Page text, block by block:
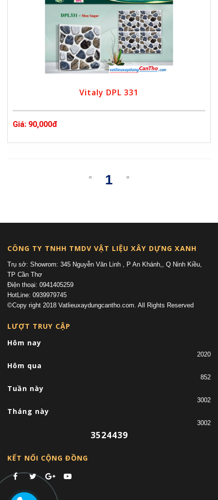
Vitaly DPL 331
Giá: 90,000đ
«
1
»
CÔNG TY TNHH TMDV VẬT LIỆU XÂY DỰNG XANH
Trụ sở: Showrom: 345 Nguyễn Văn Linh , P An Khánh,, Q Ninh Kiều,
TP Cần Thơ
Điện thoại: 0941405259
HotLine: 0939979745
©Copy right 2018 Vatlieuxaydungcantho.com. All Rights Reserved
LƯỢT TRUY CẬP
Hôm nay
2020
Hôm qua
852
Tuần này
3002
Tháng này
3002
3524439
KẾT NỐI CỘNG ĐỒNG